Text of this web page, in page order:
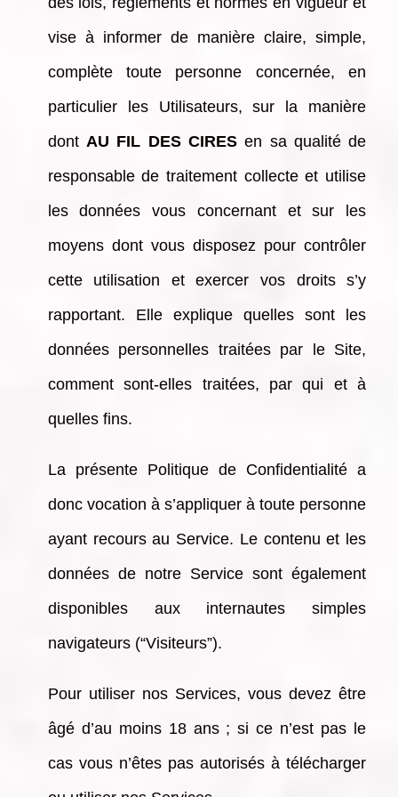
vise à informer de manière claire, simple,
complète toute personne concernée, en
particulier les Utilisateurs, sur la manière
dontAU FIL DES CIRESen sa qualité de
responsable de traitement collecte et utilise
les données vous concernant et sur les
moyens dont vous disposez pour contrôler
cette utilisation et exercer vos droits s’y
rapportant. Elle explique quelles sont les
données personnelles traitées par le Site,
comment sont-elles traitées, par qui et à
quelles fins.
La présente Politique de Confidentialité a
donc vocation à s’appliquer à toute personne
ayant recours au Service. Le contenu et les
données de notre Service sont également
disponibles aux internautes simples
navigateurs (“Visiteurs”).
Pour utiliser nos Services, vous devez être
âgé d’au moins 18 ans ; si ce n’est pas le
cas vous n’êtes pas autorisés à télécharger